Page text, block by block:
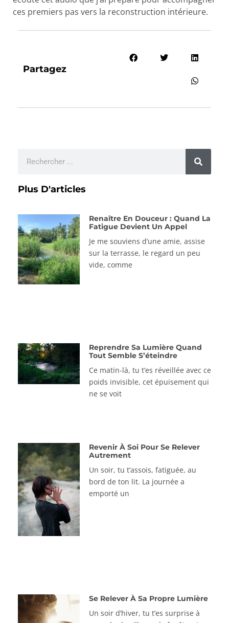
ces premiers pas vers la reconstruction intérieure.
Partagez
Plus D'articles
Renaître En Douceur : Quand La
Fatigue Devient Un Appel
Je me souviens d’une amie, assise
sur la terrasse, le regard un peu
vide, comme
Reprendre Sa Lumière Quand
Tout Semble S’éteindre
Ce matin-là, tu t’es réveillée avec ce
poids invisible, cet épuisement qui
ne se voit
Revenir À Soi Pour Se Relever
Autrement
Un soir, tu t’assois, fatiguée, au
bord de ton lit. La journée a
emporté un
Se Relever À Sa Propre Lumière
Un soir d’hiver, tu t’es surprise à